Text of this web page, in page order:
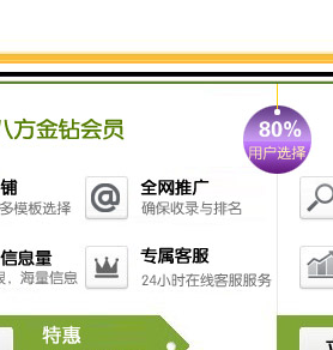
泵站可配置水泵控制器，显示水泵
实现真正的无人值守，大大节省泵
用。可以减轻管理人员的劳动强度
配置。
泵站作为一体化设备为成套供应，
作均在工厂内完成。到货之前，可